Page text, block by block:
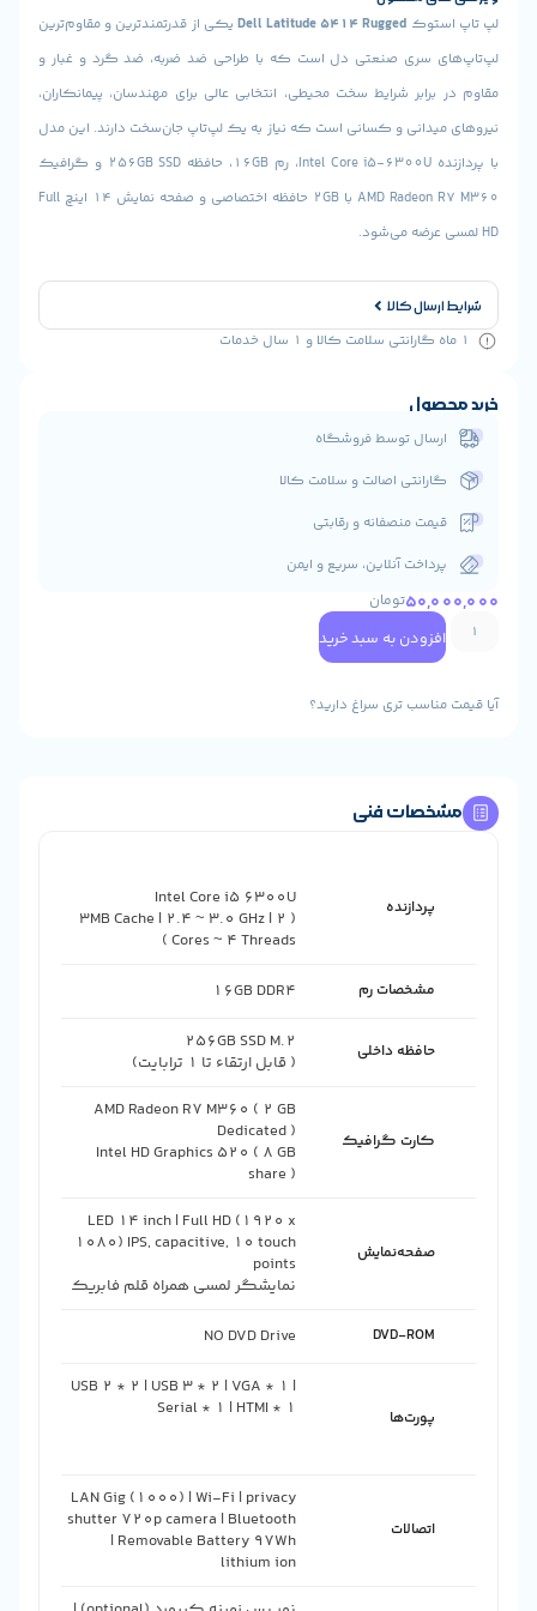
Dell Latitude 5414 Ruggedیکی از قدرتمندترین و مقاوم‌ترین
سری صنعتی دل است که با طراحی ضد ضربه، ضد گرد و غبار و
شرایط سخت محیطی، انتخابی عالی برای مهندسان، پیمانکاران،
و کسانی است که نیاز به یک لپ‌تاپ جان‌سخت دارند. این مدل
با پردازنده Intel Core i5-6300U، رم 16GB، حافظه 256GB SSD و گرافیک
AMD Radeon R7 M360 با 2GB حافظه اختصاصی و صفحه نمایش 14 اینچ Full
کالا
ارسال توسط فروشگاه
گارانتی اصالت و سلامت کالا
قیمت منصفانه و رقابتی
پرداخت آنلاین، سریع و ایمن
تومان
افزودن به سبد خرید
تری سراغ دارید؟
فنی
( 3MB Cache | 2.4 ~ 3.0 GHz | 2
Cores ~ 4 Threads )
16GB DDR4
( قابل ارتقاء تا 1 ترابایت)
کارت گرافیک
AMD Radeon R7 M360 ( 2 GB
Intel HD Graphics 520 ( 8 GB
LED 14 inch | Full HD (1920 x
1080) IPS, capacitive, 10 touch
نمایشگر لمسی همراه قلم فابریک
NO DVD Drive
USB 2 * 2 | USB 3 * 2 | VGA * 1 |
LAN Gig (1000) | Wi-Fi | privacy
shutter 720p camera | Bluetooth
| Removable Battery 97Wh